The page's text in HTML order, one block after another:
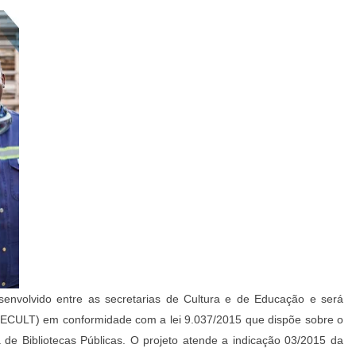
entre as secretarias de Cultura e de Educação e será
em conformidade com a lei 9.037/2015 que dispõe sobre o
Bibliotecas Públicas. O projeto atende a indicação 03/2015 da